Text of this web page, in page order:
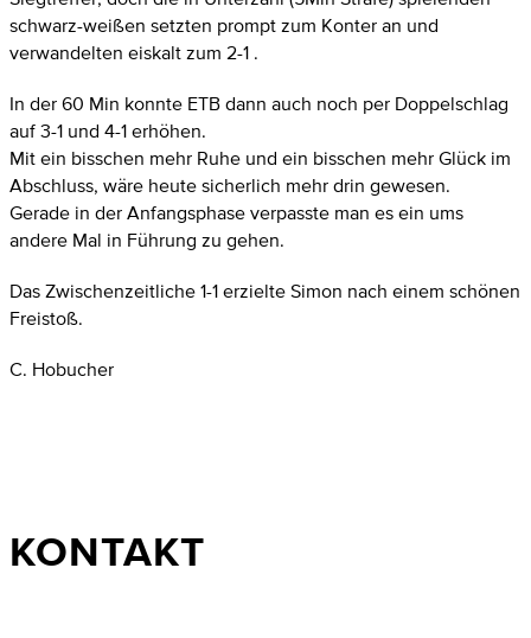
schwarz-weißen setzten prompt zum Konter an und
verwandelten eiskalt zum 2-1 .
In der 60 Min konnte ETB dann auch noch per Doppelschlag
auf 3-1 und 4-1 erhöhen.
Mit ein bisschen mehr Ruhe und ein bisschen mehr Glück im
Abschluss, wäre heute sicherlich mehr drin gewesen.
Gerade in der Anfangsphase verpasste man es ein ums
andere Mal in Führung zu gehen.
Das Zwischenzeitliche 1-1 erzielte Simon nach einem schönen
Freistoß.
C. Hobucher
KONTAKT